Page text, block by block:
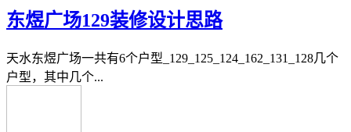
东煜广场129装修设计思路
天水东煜广场一共有6个户型_129_125_124_162_131_128几个
户型，其中几个...